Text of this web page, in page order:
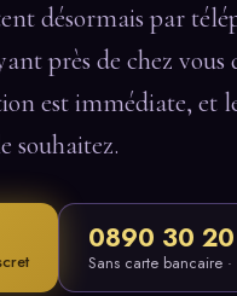
désormais par
près de chez
est immédiate, et
souhaitez.
0890 30
Sans carte bancaire